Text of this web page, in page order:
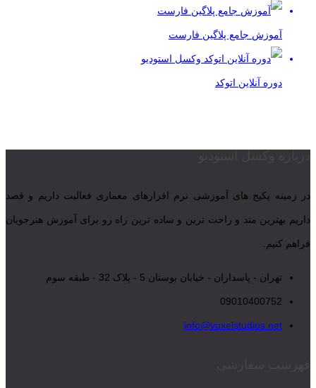
آموزش جامع پلاگین فارست
دوره آنلاین اتوکد
در زمینه پکیج های آموزشی نرم افزارهای معماری فعالیت داریم و قصد
داریم بهترین متد و راحت ترین و ساده ترین راه رو برای آموزش هنرجویان
فراهم کنیم.
تهران - پاسداران - خیابان بوستان 5 - پلاک 32 - طبقه سوم
09010400752
info@voxelstudios.net